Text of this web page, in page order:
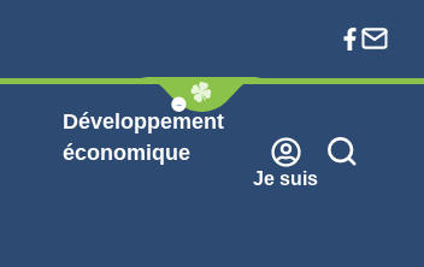
Développement
économique
Je suis